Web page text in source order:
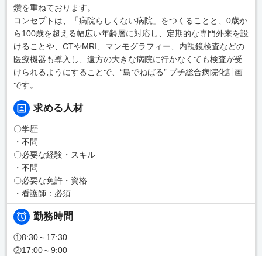
鑽を重ねております。
コンセプトは、「病院らしくない病院」をつくることと、0歳か
ら100歳を超える幅広い年齢層に対応し、定期的な専門外来を設
けることや、CTやMRI、マンモグラフィー、内視鏡検査などの
医療機器も導入し、遠方の大きな病院に行かなくても検査が受
けられるようにすることで、“島でねばる” プチ総合病院化計画
です。
求める人材
〇学歴
・不問
〇必要な経験・スキル
・不問
〇必要な免許・資格
・看護師：必須
勤務時間
①8:30～17:30
②17:00～9:00